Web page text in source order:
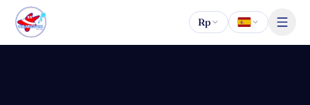
Saltar al contenido
Rp